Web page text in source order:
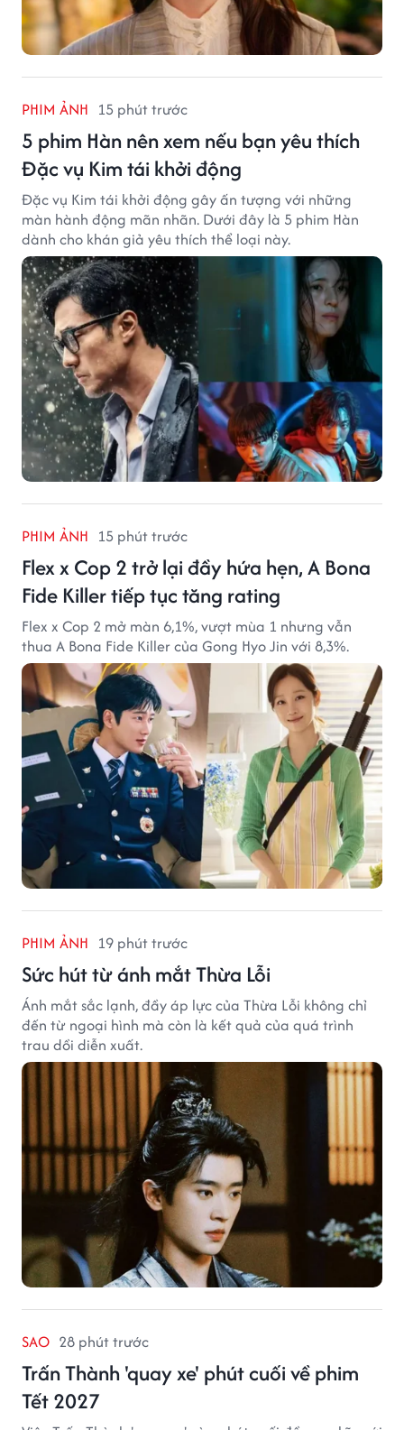
PHIM ẢNH 15 phút trước
5 phim Hàn nên xem nếu bạn yêu thích
Đặc vụ Kim tái khởi động
Đặc vụ Kim tái khởi động gây ấn tượng với những
màn hành động mãn nhãn. Dưới đây là 5 phim Hàn
dành cho khán giả yêu thích thể loại này.
PHIM ẢNH 15 phút trước
Flex x Cop 2 trở lại đầy hứa hẹn, A Bona
Fide Killer tiếp tục tăng rating
Flex x Cop 2 mở màn 6,1%, vượt mùa 1 nhưng vẫn
thua A Bona Fide Killer của Gong Hyo Jin với 8,3%.
PHIM ẢNH 19 phút trước
Sức hút từ ánh mắt Thừa Lỗi
Ánh mắt sắc lạnh, đầy áp lực của Thừa Lỗi không chỉ
đến từ ngoại hình mà còn là kết quả của quá trình
trau dồi diễn xuất.
SAO 28 phút trước
Trấn Thành 'quay xe' phút cuối về phim
Tết 2027